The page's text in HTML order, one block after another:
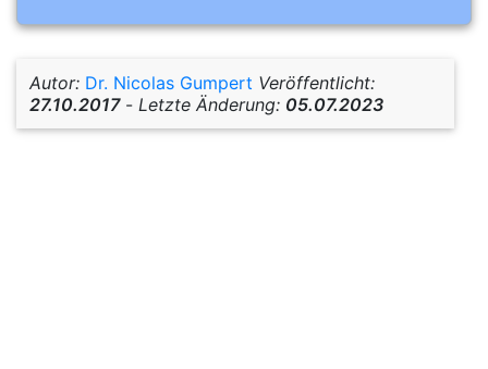
Autor: Dr. Nicolas Gumpert Veröffentlicht:
27.10.2017- Letzte Änderung: 05.07.2023